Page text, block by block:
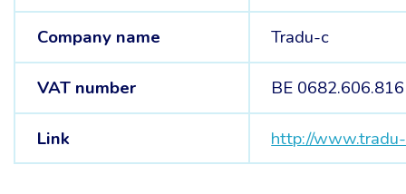
Company name Tradu-c
VAT number BE 0682.606.816
Link http://